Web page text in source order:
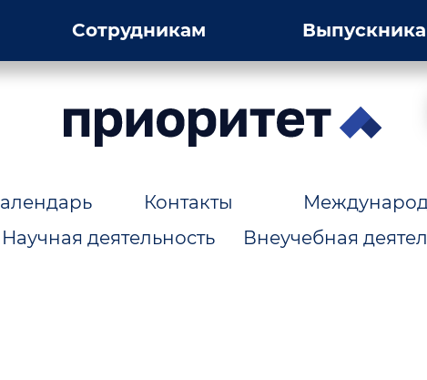
Сотрудникам
Контакты
Научная деятельность Внеучебная